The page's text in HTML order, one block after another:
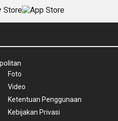
Foto
Video
Ketentuan Penggunaan
Kebijakan Privasi